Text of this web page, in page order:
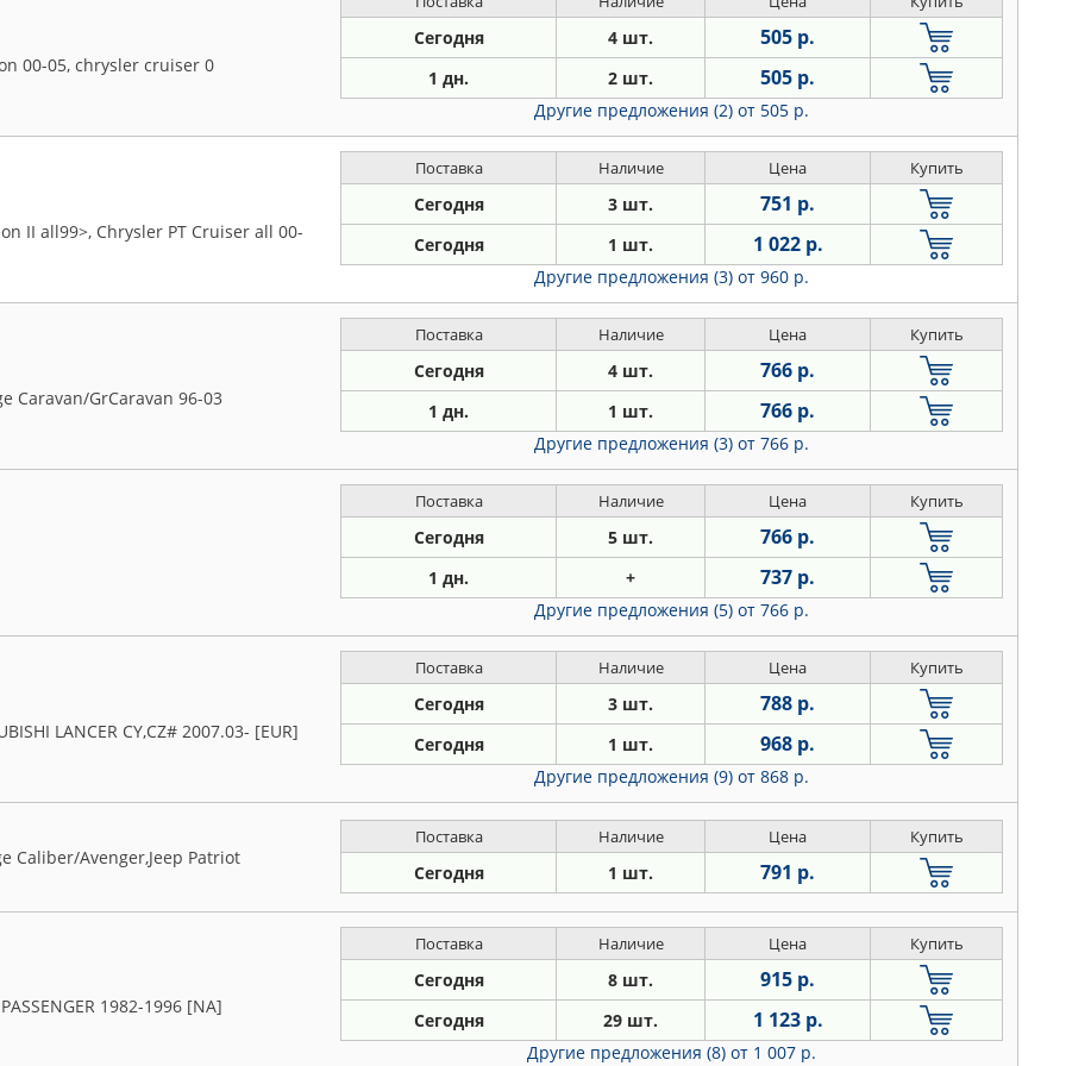
00-05, chrysler cruiser 0
Сегодня 4 шт. 505 р.
1 дн. 2 шт. 505 р.
Другие предложения (2) от 505 р.
II all99>, Chrysler PT Cruiser all 00-
Поставка Наличие Цена Купить
Сегодня 3 шт. 751 р.
Сегодня 1 шт. 1 022 р.
Другие предложения (3) от 960 р.
Caravan/GrCaravan 96-03
Поставка Наличие Цена Купить
Сегодня 4 шт. 766 р.
1 дн. 1 шт. 766 р.
Другие предложения (3) от 766 р.
Поставка Наличие Цена Купить
Сегодня 5 шт. 766 р.
1 дн. + 737 р.
Другие предложения (5) от 766 р.
LANCER CY,CZ# 2007.03- [EUR]
Поставка Наличие Цена Купить
Сегодня 3 шт. 788 р.
Сегодня 1 шт. 968 р.
Другие предложения (9) от 868 р.
Caliber/Avenger,Jeep Patriot
Поставка Наличие Цена Купить
Сегодня 1 шт. 791 р.
1982-1996 [NA]
Поставка Наличие Цена Купить
Сегодня 8 шт. 915 р.
Сегодня 29 шт. 1 123 р.
Другие предложения (8) от 1 007 р.